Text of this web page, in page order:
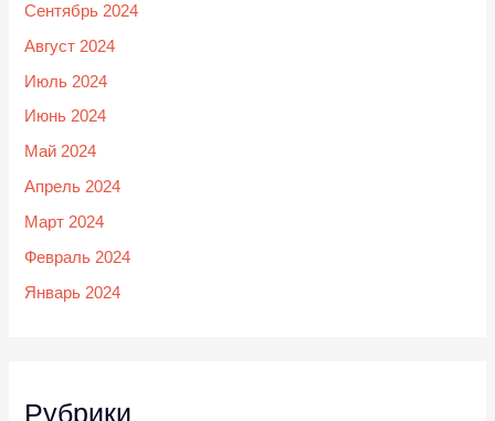
Сентябрь 2024
Август 2024
Июль 2024
Июнь 2024
Май 2024
Апрель 2024
Март 2024
Февраль 2024
Январь 2024
Рубрики